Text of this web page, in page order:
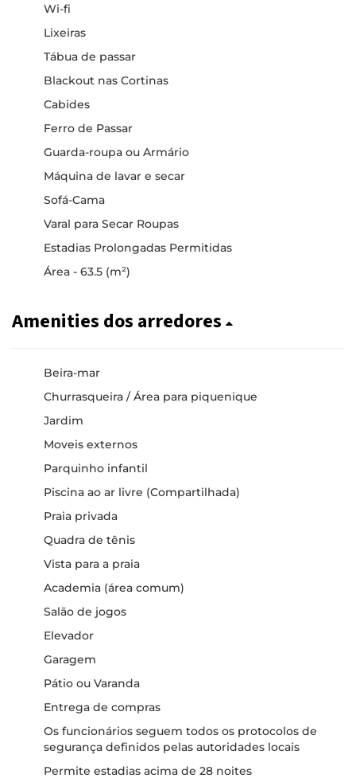
Wi-fi
Lixeiras
Tábua de passar
Blackout nas Cortinas
Cabides
Ferro de Passar
Guarda-roupa ou Armário
Máquina de lavar e secar
Sofá-Cama
Varal para Secar Roupas
Estadias Prolongadas Permitidas
Área - 63.5 (m²)
Amenities dos arredores
Beira-mar
Churrasqueira / Área para piquenique
Jardim
Moveis externos
Parquinho infantil
Piscina ao ar livre (Compartilhada)
Praia privada
Quadra de tênis
Vista para a praia
Academia (área comum)
Salão de jogos
Elevador
Garagem
Pátio ou Varanda
Entrega de compras
Os funcionários seguem todos os protocolos de
segurança definidos pelas autoridades locais
Permite estadias acima de 28 noites